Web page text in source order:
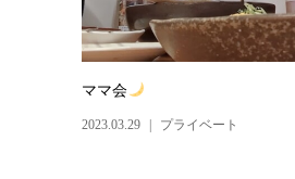
ママ会
2023.03.29 プライベート